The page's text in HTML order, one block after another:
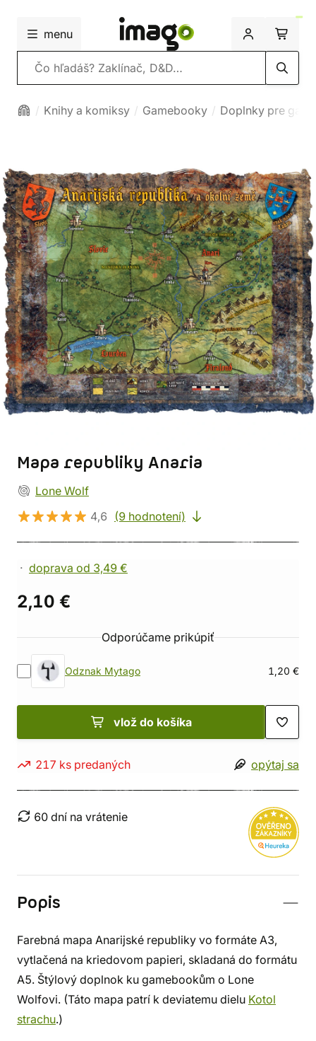
menu
Vyhľadávanie
Knihy a komiksy Gamebooky Doplnky pre
Mapa republiky Anaria
Lone Wolf
4,6
(9 hodnotení)
doprava od 3,49 €
2,10 €
Odporúčame prikúpiť
Odznak Mytago 1,20 €
vlož do košíka
217 ks predaných opýtaj sa
60 dní na vrátenie
Popis
Farebná mapa Anarijské republiky vo formáte A3,
vytlačená na kriedovom papieri, skladaná do formátu
A5. Štýlový doplnok ku gamebookům o Lone
Wolfovi. (Táto mapa patrí k deviatemu dielu Kotol
strachu.)